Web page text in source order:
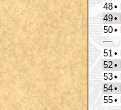
48•
49•
50•
51 •
52•
53•
54•
55•